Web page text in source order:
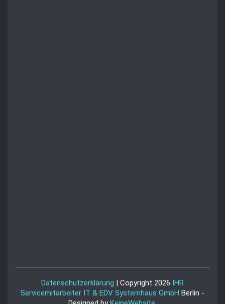
Datenschutzerklärung | Copyright 2026 IHR
Servicemitarbeiter IT & EDV Systemhaus GmbH Berlin -